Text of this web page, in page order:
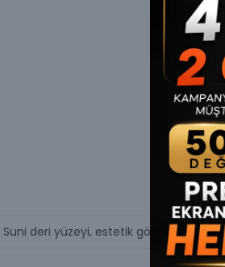
Suni deri yüzeyi, estetik görünümle